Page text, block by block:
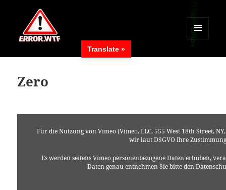
MENÜ
WIDGETS
Zero
Für die Nutzung von Vimeo (Vimeo, LLC, 555 West 18th Street,
wir laut DSGVO Ihre
Es werden seitens Vimeo personenbezogene Daten erhoben,
Daten genau entnehmen Sie bitte den
Translate »